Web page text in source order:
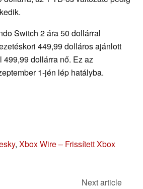
Switch 2 ára 50 dollárral
449,99 dolláros ajánlott
499,99 dollárra nő. Ez az
1-jén lép hatályba.
, Xbox Wire – Frissített Xbox
Next article